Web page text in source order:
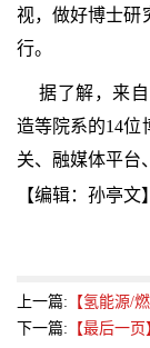
视，做好博士研
行。
据了解，来
造等院系的14位
关、融媒体平台
【编辑：孙亭文】
上一篇: 【氢能源/
下一篇: 【最后一页